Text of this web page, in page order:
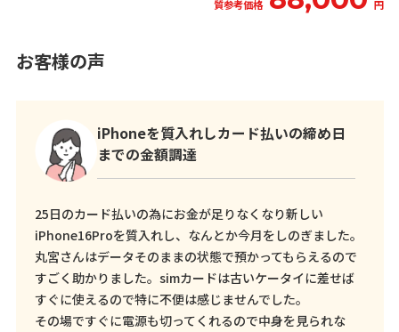
質参考価格 円
お客様の声
iPhoneを質入れしカード払いの締め日
までの金額調達
25日のカード払いの為にお金が足りなくなり新しい
iPhone16Proを質入れし、なんとか今月をしのぎました。
丸宮さんはデータそのままの状態で預かってもらえるので
すごく助かりました。simカードは古いケータイに差せば
すぐに使えるので特に不便は感じませんでした。
その場ですぐに電源も切ってくれるので中身を見られな